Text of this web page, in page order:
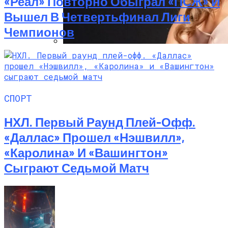
Алёна Шоптенко Показала
Танцевальный Мастер-Класс На Пляже
В Турции
Вышел В Четвертьфинал Лиги
Чемпионов
СПОРТ
НХЛ. Первый Раунд Плей-Офф.
«Даллас» Прошел «Нэшвилл»,
«Каролина» И «Вашингтон»
Сыграют Седьмой Матч